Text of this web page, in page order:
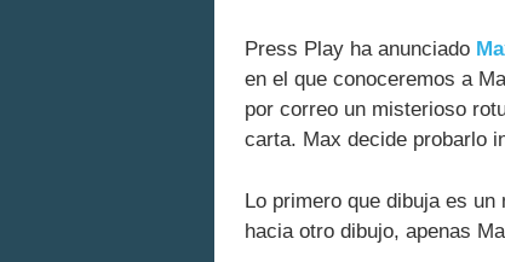
Press Play ha anunciado
en el que conoceremos a
por correo un misterioso
carta. Max decide probarlo
Lo primero que dibuja es
hacia otro dibujo, apenas